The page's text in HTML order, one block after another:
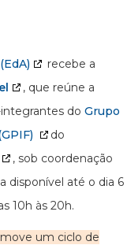
recebe a
, que reúne a
do Grupo
do
, sob coordenação
disponível até o dia 6
10h às 20h.
um ciclo de